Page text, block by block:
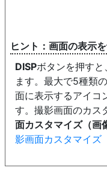
画面の表示
DISPボタンを押す
ます。最大で5種類
面に表示するアイコ
す。撮影画面のカス
面カスタマイズ（画
影画面カスタマイズ